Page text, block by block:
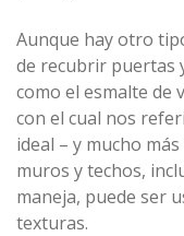
Aunque hay otro
de recubrir puertas
como el esmalte de
con el cual nos
ideal – y mucho
muros y techos,
maneja, puede ser
texturas.